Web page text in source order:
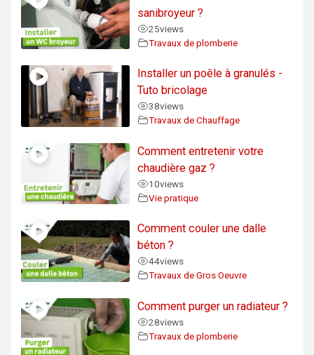
sanibroyeur ?
25views
Travaux de plomberie
Installer un poêle à granulés -
Tuto bricolage
38views
Travaux de Chauffage
Comment entretenir votre
chaudière gaz ?
10views
Vie pratique
Comment couler une dalle
béton ?
44views
Travaux de Gros Oeuvre
Comment purger un radiateur ?
28views
Travaux de plomberie